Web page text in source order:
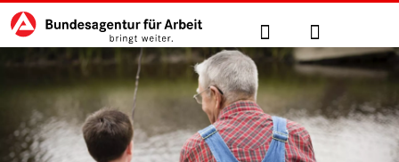
zu den Hauptinhalten springen
Hauptnavigation Suche Anmelden